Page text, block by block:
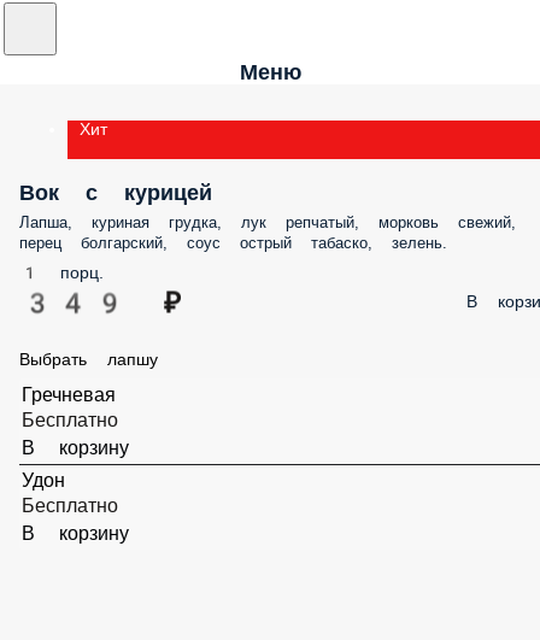
Меню
Хит
Вок с курицей
Лапша, куриная грудка, лук репчатый, морковь свежий,
перец болгарский, соус острый табаско, зелень.
1 порц.
349 ₽ В
Выбрать лапшу
Гречневая
Бесплатно
В корзину
Удон
Бесплатно